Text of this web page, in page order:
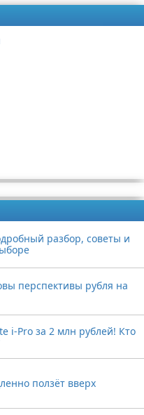
разбор, советы и
перспективы рубля на
i-Pro за 2 млн рублей! Кто
ползёт вверх